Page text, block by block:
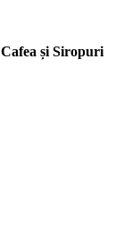
și Siropuri